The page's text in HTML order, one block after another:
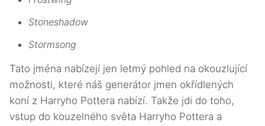
Stoneshadow
Stormsong
Tato jména nabízejí jen letmý pohled na okouzlující
možnosti, které náš generátor jmen okřídlených
koní z Harryho Pottera nabízí. Takže jdi do toho,
vstup do kouzelného světa Harryho Pottera a